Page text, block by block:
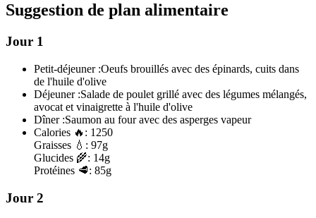
Suggestion de plan alimentaire
Jour 1
Petit-déjeuner :Oeufs brouillés avec des épinards, cuits dans
de l'huile d'olive
Déjeuner :Salade de poulet grillé avec des légumes mélangés,
avocat et vinaigrette à l'huile d'olive
Dîner :Saumon au four avec des asperges vapeur
Calories 🔥: 1250
Graisses 💧: 97g
Glucides 🌾: 14g
Protéines 🥩: 85g
Jour 2